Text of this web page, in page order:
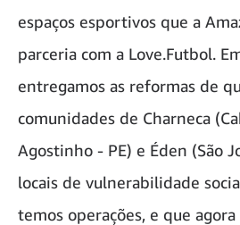
espaços esportivos que a
parceria com a Love.Futbol.
entregamos as reformas de
comunidades de Charneca
Agostinho - PE) e Éden (São
locais de vulnerabilidade
temos operações, e que